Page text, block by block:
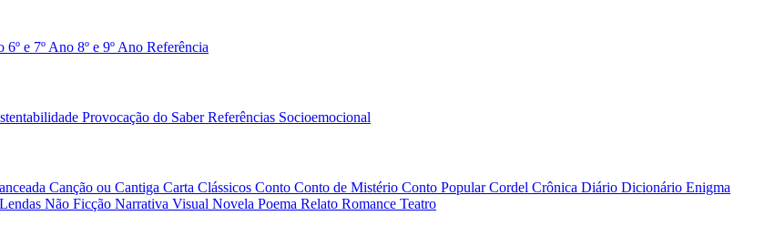
6º e 7º Ano 8º e 9º Ano Referência
Provocação do SaberReferências Socioemocional
Canção ou Cantiga Carta Clássicos Conto Conto de Mistério Conto PopularCordel Crônica Diário Dicionário Enigma
Não Ficção Narrativa Visual Novela Poema Relato Romance Teatro